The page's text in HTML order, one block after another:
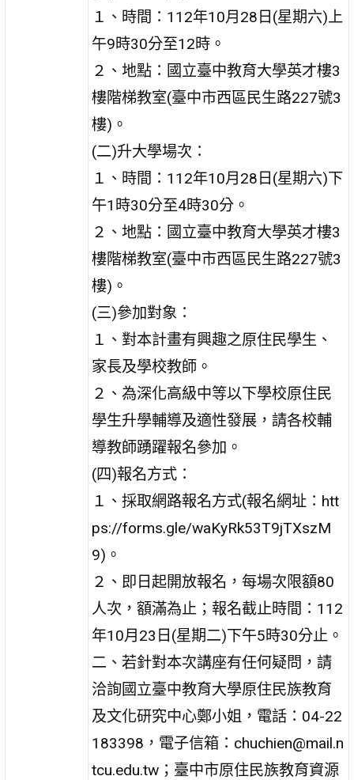
１、時間：112年10月28日(星期六)上
午9時30分至12時。
２、地點：國立臺中教育大學英才樓3
樓階梯教室(臺中市西區民生路227號3
樓)。
(二)升大學場次：
１、時間：112年10月28日(星期六)下
午1時30分至4時30分。
２、地點：國立臺中教育大學英才樓3
樓階梯教室(臺中市西區民生路227號3
樓)。
(三)參加對象：
１、對本計畫有興趣之原住民學生、
家長及學校教師。
２、為深化高級中等以下學校原住民
學生升學輔導及適性發展，請各校輔
導教師踴躍報名參加。
(四)報名方式：
１、採取網路報名方式(報名網址：htt
ps://forms.gle/waKyRk53T9jTXszM
9)。
２、即日起開放報名，每場次限額80
人次，額滿為止；報名截止時間：112
年10月23日(星期二)下午5時30分止。
二、若針對本次講座有任何疑問，請
洽詢國立臺中教育大學原住民族教育
及文化研究中心鄭小姐，電話：04-22
183398，電子信箱：chuchien@mail.n
tcu.edu.tw；臺中市原住民族教育資源